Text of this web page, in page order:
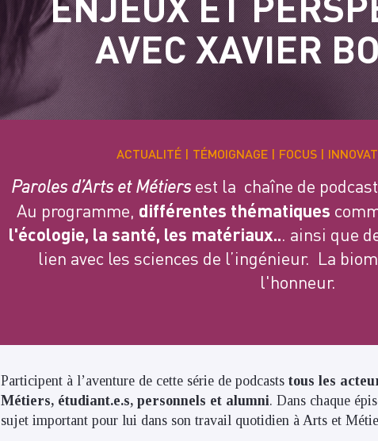
AVEC XAVIER
ACTUALITÉ TÉMOIGNAGE FOCUS
Paroles d’Arts et Métiersest la chaîne de
Au programme, différentes thématiques
l'écologie, la santé, les matériaux... ainsi que
lien avec les sciences de l’ingénieur. La
l'honneur.
Participent à l’aventure de cette série de podcasts tous les
Métiers, étudiant.e.s, personnels et alumni. Dans chaque
sujet important pour lui dans son travail quotidien à Arts et